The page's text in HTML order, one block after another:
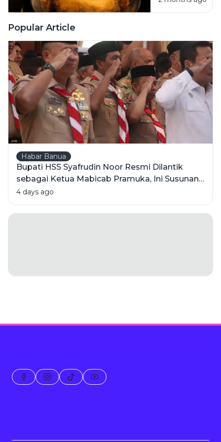
yang
Beda Sawit
Mentah vs
Minyak
Olahan
Popular Article
Habar Banua
Bupati HSS Syafrudin Noor Resmi Dilantik
sebagai Ketua Mabicab Pramuka, Ini Susunan
Pengurus 2025-2030
4 days ago